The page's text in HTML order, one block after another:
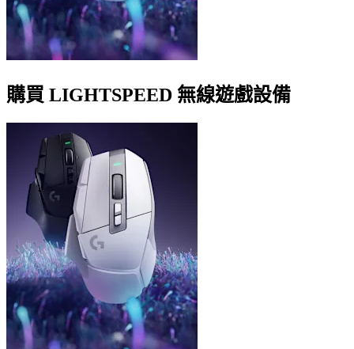
購買 LIGHTSPEED 無線遊戲設備